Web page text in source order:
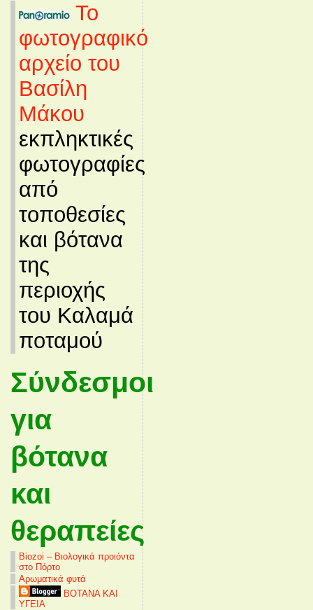
Το
φωτογραφικό
αρχείο του
Βασίλη
Μάκου
εκπληκτικές
φωτογραφίες
από
τοποθεσίες
και βότανα
της
περιοχής
του Καλαμά
ποταμού
Σύνδεσμοι
για
βότανα
και
θεραπείες
Biozoi – Βιολογικά προιόντα
στο Πόρτο
Αρωματικά φυτά
ΒΟΤΑΝΑ ΚΑΙ
ΥΓΕΙΑ